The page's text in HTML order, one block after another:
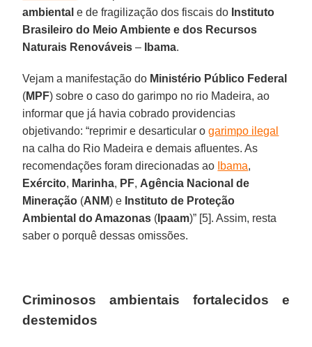
ambiental e de fragilização dos fiscais do Instituto
Brasileiro do Meio Ambiente e dos Recursos
Naturais Renováveis – Ibama.
Vejam a manifestação do Ministério Público Federal
(MPF) sobre o caso do garimpo no rio Madeira, ao
informar que já havia cobrado providencias
objetivando: “reprimir e desarticular ogarimpo ilegal
na calha do Rio Madeira e demais afluentes. As
recomendações foram direcionadas ao Ibama,
Exército, Marinha, PF, Agência Nacional de
Mineração (ANM) e Instituto de Proteção
Ambiental do Amazonas ( Ipaam)” [5]. Assim, resta
saber o porquê dessas omissões.
Criminosos ambientais fortalecidos e
destemidos